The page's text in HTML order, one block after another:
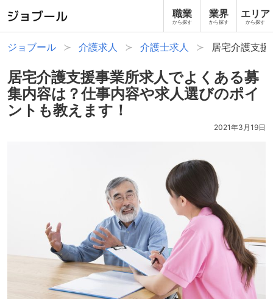
職業
から探す
業界
から探す
エリア
から探す
ジョブール 介護求人 介護士求人 居宅介護支
居宅介護支援事業所求人でよくある募
集内容は？仕事内容や求人選びのポイ
ントも教えます！
2021年3月19日